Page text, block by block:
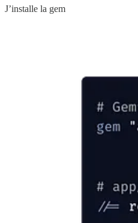
J’installe la gem